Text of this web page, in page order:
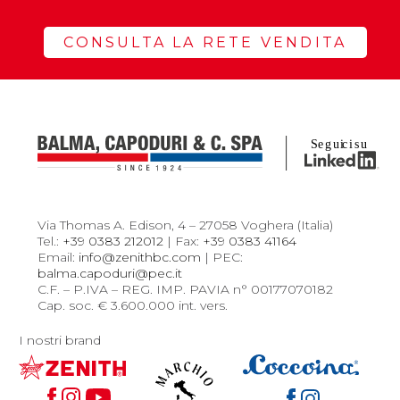
CONSULTA LA RETE VENDITA
Via Thomas A. Edison, 4 – 27058 Voghera (Italia)
Tel.: +39 0383 212012 | Fax: +39 0383 41164
Email: info@zenithbc.com | PEC:
balma.capoduri@pec.it
C.F. – P.IVA – REG. IMP. PAVIA n° 00177070182
Cap. soc. € 3.600.000 int. vers.
I nostri brand